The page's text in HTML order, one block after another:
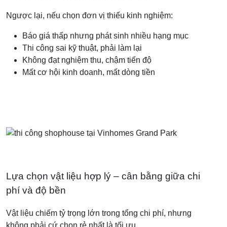
Ngược lại, nếu chọn đơn vị thiếu kinh nghiệm:
Báo giá thấp nhưng phát sinh nhiều hạng mục
Thi công sai kỹ thuật, phải làm lại
Không đạt nghiệm thu, chậm tiến độ
Mất cơ hội kinh doanh, mất dòng tiền
Lựa chọn vật liệu hợp lý – cân bằng giữa chi
phí và độ bền
Vật liệu chiếm tỷ trọng lớn trong tổng chi phí, nhưng
không phải cứ chọn rẻ nhất là tối ưu.